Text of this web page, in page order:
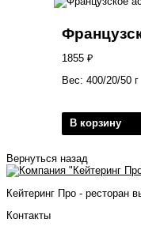
1855 ₽
Вес: 400/20/50 г
В корзину
Вернуться назад
Кейтеринг Про - ресторан
Контакты